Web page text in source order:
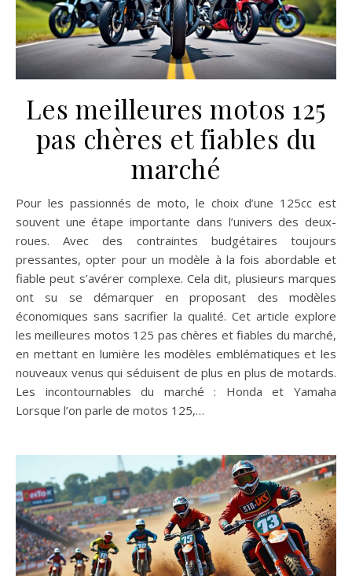
Les meilleures motos 125
pas chères et fiables du
marché
Pour les passionnés de moto, le choix d’une 125cc est
souvent une étape importante dans l’univers des deux-
roues. Avec des contraintes budgétaires toujours
pressantes, opter pour un modèle à la fois abordable et
fiable peut s’avérer complexe. Cela dit, plusieurs marques
ont su se démarquer en proposant des modèles
économiques sans sacrifier la qualité. Cet article explore
les meilleures motos 125 pas chères et fiables du marché,
en mettant en lumière les modèles emblématiques et les
nouveaux venus qui séduisent de plus en plus de motards.
Les incontournables du marché : Honda et Yamaha
Lorsque l’on parle de motos 125,…